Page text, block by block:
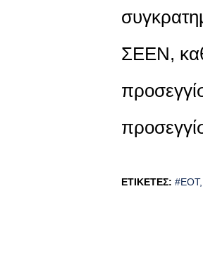
ΣΕΕΝ,
ΕΤΙΚΈΤΕΣ: #ΕΟΤ